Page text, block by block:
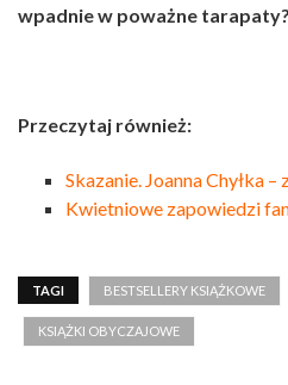
wpadnie w poważne tarapaty?
Przeczytaj również:
Skazanie. Joanna Chyłka
Kwietniowe zapowiedzi
TAGI BESTSELLERY KSIĄŻKOWE
KSIĄŻKI OBYCZAJOWE